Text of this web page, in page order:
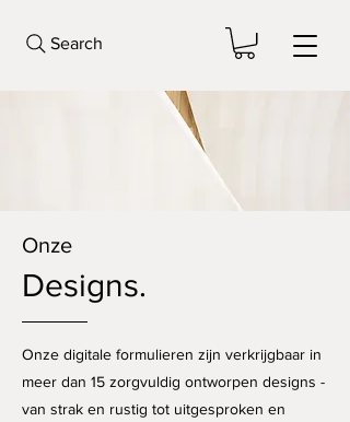
Search
Onze
Designs.
Onze digitale formulieren zijn verkrijgbaar in
meer dan 15 zorgvuldig ontworpen designs -
van strak en rustig tot uitgesproken en